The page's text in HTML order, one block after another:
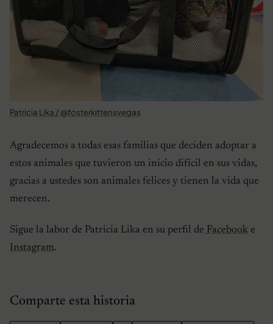
Patricia Lika / @fosterkittensvegas
Agradecemos a todas esas familias que deciden adoptar a
estos animales que tuvieron un inicio difícil en sus vidas,
gracias a ustedes son animales felices y tienen la vida que
merecen.
Sigue la labor de Patricia Lika en su perfil de Facebook e
Instagram.
Comparte esta historia